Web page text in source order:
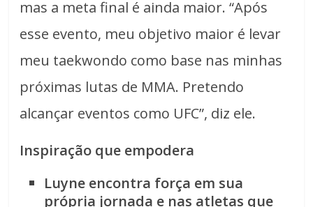
mas a meta final é ainda maior. “Após
esse evento, meu objetivo maior é levar
meu taekwondo como base nas minhas
próximas lutas de MMA. Pretendo
alcançar eventos como UFC”, diz ele.
Inspiração que empodera
Luyne encontra força em sua
própria jornada e nas atletas que